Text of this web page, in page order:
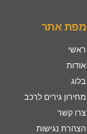
מפת אתר
ראשי
אודות
בלוג
מחירון גירים לרכב
צרו קשר
הצהרת נגישות